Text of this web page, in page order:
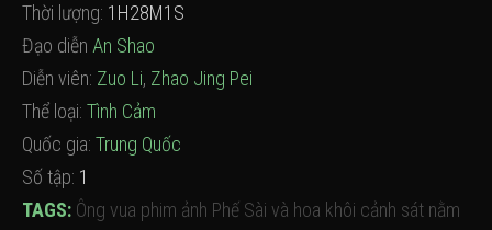
Thời lượng: 1H28M1S
Đạo diễn An Shao
Diễn viên: Zuo Li, Zhao Jing Pei
Thể loại: Tình Cảm
Quốc gia: Trung Quốc
Số tập: 1
TAGS: Ông vua phim ảnh Phế Sài và hoa khôi cảnh sát nằm